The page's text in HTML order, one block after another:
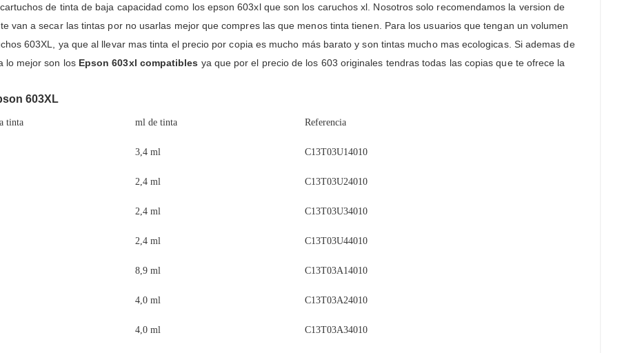
de tinta de baja capacidad como los epson 603xl que son los caruchos xl. Nosotros solo recomendamos la version de
van a secar las tintas por no usarlas mejor que compres las que menos tinta tienen. Para los usuarios que tengan un volumen
603XL, ya que al llevar mas tinta el precio por copia es mucho más barato y son tintas mucho mas ecologicas. Si ademas de
lo mejor son los Epson 603xl compatibles ya que por el precio de los 603 originales tendras todas las copias que te ofrece la
603XL
tinta ml de tinta Referencia
3,4 ml C13T03U14010
2,4 ml C13T03U24010
2,4 ml C13T03U34010
2,4 ml C13T03U44010
8,9 ml C13T03A14010
4,0 ml C13T03A24010
4,0 ml C13T03A34010